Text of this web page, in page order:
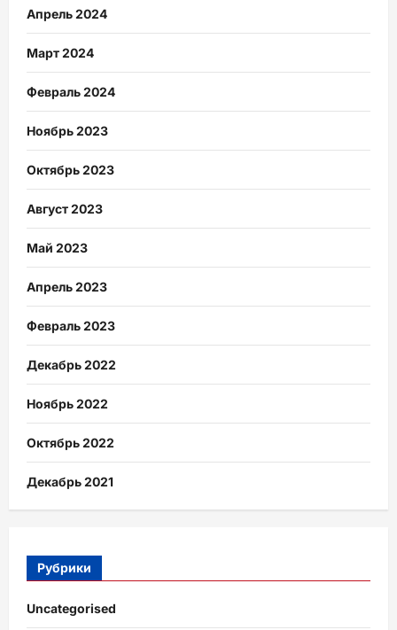
Апрель 2024
Март 2024
Февраль 2024
Ноябрь 2023
Октябрь 2023
Август 2023
Май 2023
Апрель 2023
Февраль 2023
Декабрь 2022
Ноябрь 2022
Октябрь 2022
Декабрь 2021
Рубрики
Uncategorised